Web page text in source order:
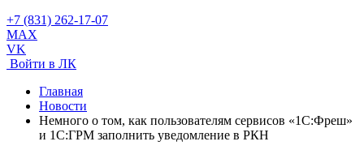
+7 (831) 262-17-07
MAX
VK
Войти в ЛК
Главная
Новости
Немного о том, как пользователям сервисов «1С:Фреш»
и 1С:ГРМ заполнить уведомление в РКН